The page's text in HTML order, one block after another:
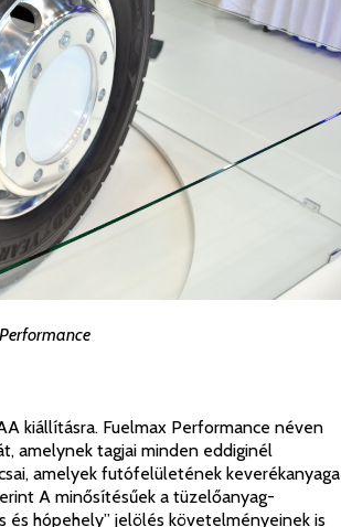
kiállításra. Fuelmax Performance néven
amelynek tagjai minden eddiginél
amelyek futófelületének keverékanyaga
A minősítésűek a tüzelőanyag-
és hópehely” jelölés követelményeinek is